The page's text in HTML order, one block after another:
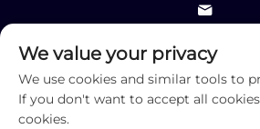
We value your privacy
We use cookies and similar tools to
If you don't want to accept all
cookies.